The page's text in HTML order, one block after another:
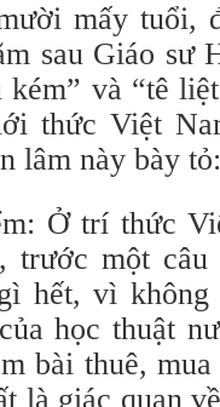
mấy tuổi,
sau Giáo sư
và “tê
thức Việt
lâm này bày tỏ:
Ở trí thức
trước một
hết, vì
học thuật
bài thuê,
là giác quan